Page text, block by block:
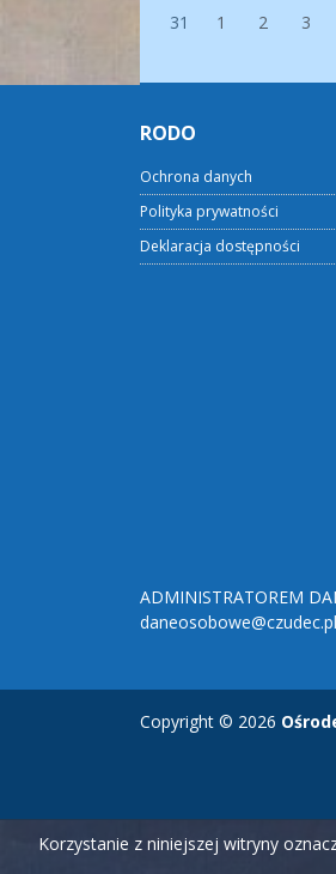
31
1 2 3
RODO
Ochrona danych
Polityka prywatności
Deklaracja dostępności
ADMINISTRATOREM
daneosobowe@czudec.pl
Copyright © 2026
Korzystanie z niniejszej witryny